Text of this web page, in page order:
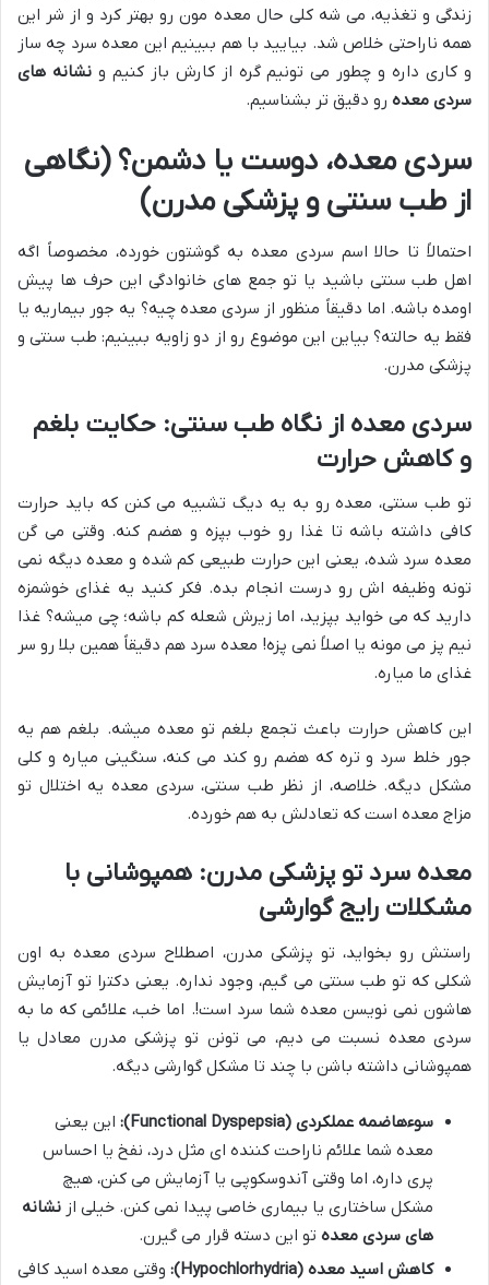
زندگی و تغذیه، می شه کلی حال معده مون رو بهتر کرد و از شر این
همه ناراحتی خلاص شد. بیایید با هم ببینیم این معده سرد چه ساز
و کاری داره و چطور می تونیم گره از کارش باز کنیم ونشانه های
سردی معده رو دقیق تر بشناسیم.
سردی معده، دوست یا دشمن؟ (نگاهی
از طب سنتی و پزشکی مدرن)
احتمالاً تا حالا اسم سردی معده به گوشتون خورده، مخصوصاً اگه
اهل طب سنتی باشید یا تو جمع های خانوادگی این حرف ها پیش
اومده باشه. اما دقیقاً منظور از سردی معده چیه؟ یه جور بیماریه یا
فقط یه حالته؟ بیاین این موضوع رو از دو زاویه ببینیم: طب سنتی و
پزشکی مدرن.
سردی معده از نگاه طب سنتی: حکایت بلغم
و کاهش حرارت
تو طب سنتی، معده رو به یه دیگ تشبیه می کنن که باید حرارت
کافی داشته باشه تا غذا رو خوب بپزه و هضم کنه. وقتی می گن
معده سرد شده، یعنی این حرارت طبیعی کم شده و معده دیگه نمی
تونه وظیفه اش رو درست انجام بده. فکر کنید یه غذای خوشمزه
دارید که می خواید بپزید، اما زیرش شعله کم باشه؛ چی میشه؟ غذا
نیم پز می مونه یا اصلاً نمی پزه! معده سرد هم دقیقاً همین بلا رو سر
غذای ما میاره.
این کاهش حرارت باعث تجمع بلغم تو معده میشه. بلغم هم یه
جور خلط سرد و تره که هضم رو کند می کنه، سنگینی میاره و کلی
مشکل دیگه. خلاصه، از نظر طب سنتی، سردی معده یه اختلال تو
مزاج معده است که تعادلش به هم خورده.
معده سرد تو پزشکی مدرن: همپوشانی با
مشکلات رایج گوارشی
راستش رو بخواید، تو پزشکی مدرن، اصطلاح سردی معده به اون
شکلی که تو طب سنتی می گیم، وجود نداره. یعنی دکترا تو آزمایش
هاشون نمی نویسن معده شما سرد است!. اما خب، علائمی که ما به
سردی معده نسبت می دیم، می تونن تو پزشکی مدرن معادل یا
همپوشانی داشته باشن با چند تا مشکل گوارشی دیگه.
سوءهاضمه عملکردی (Functional Dyspepsia):
این یعنی
معده شما علائم ناراحت کننده ای مثل درد، نفخ یا احساس
پری داره، اما وقتی آندوسکوپی یا آزمایش می کنن، هیچ
مشکل ساختاری یا بیماری خاصی پیدا نمی کنن. خیلی از نشانه
های سردی معده تو این دسته قرار می گیرن.
کاهش اسید معده (Hypochlorhydria):
وقتی معده اسید کافی